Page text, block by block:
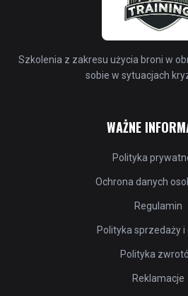
Szkolenia z zakresu użycia broni w
sobie w sytuacjach
WAŻNE
Polityka
Ochrona danych
Regulamin
Polityka sprzedaży
Polityka
Reklamacje